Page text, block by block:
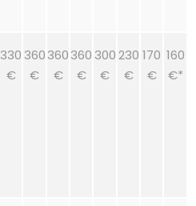
330
€
360
€
360
€
360
€
300
€
230
€
170
€
160
€*